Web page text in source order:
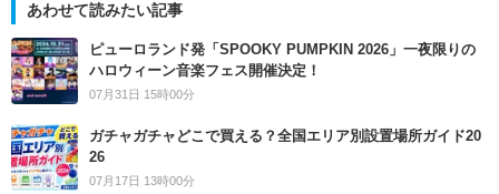
あわせて読みたい記事
ピューロランド発「SPOOKY PUMPKIN 2026」一夜限りの
ハロウィーン音楽フェス開催決定！
07月31日 15時00分
ガチャガチャどこで買える？全国エリア別設置場所ガイド20
26
07月17日 13時00分